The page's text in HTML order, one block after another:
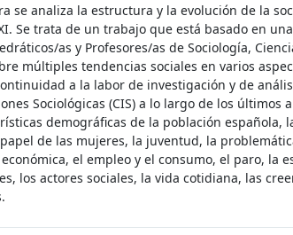
se analiza la estructura y la evolución de la
Se trata de un trabajo que está basado en
as y Profesores/as de Sociología,
múltiples tendencias sociales en varios
a la labor de investigación y de
Sociológicas (CIS) a lo largo de los
demográficas de la población
de las mujeres, la juventud, la
el empleo y el consumo, el paro, la
los actores sociales, la vida cotidiana, las